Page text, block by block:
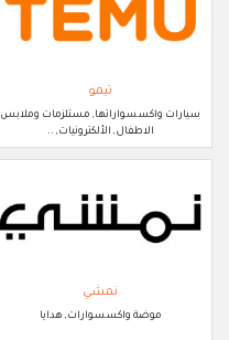
تيمو
سيارات واكسسواراتها, مستلزمات وملابس
الاطفال, الألكترونيات, ..
نمشي
موضة واكسسوارات, هدايا